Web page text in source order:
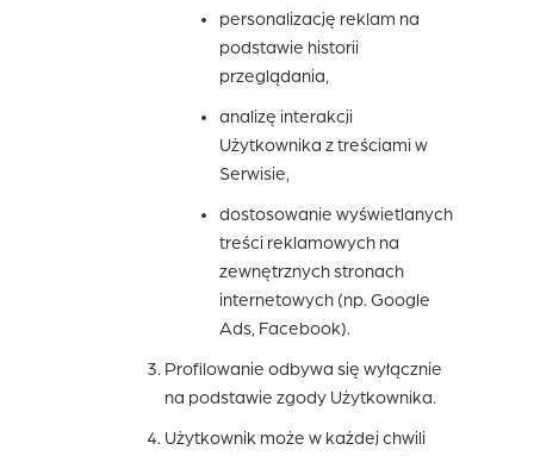
personalizację reklam na
podstawie historii
przeglądania,
analizę interakcji
Użytkownika z treściami w
Serwisie,
dostosowanie wyświetlanych
treści reklamowych na
zewnętrznych stronach
internetowych (np. Google
Ads, Facebook).
Profilowanie odbywa się wyłącznie
na podstawie zgody Użytkownika.
Użytkownik może w każdej chwili